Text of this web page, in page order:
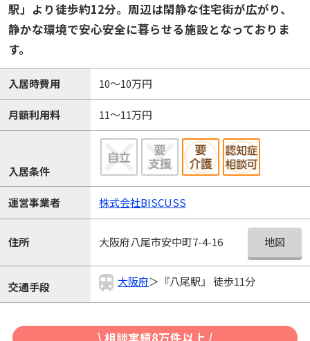
駅」より徒歩約12分。周辺は閑静な住宅街が広がり、
静かな環境で安心安全に暮らせる施設となっておりま
す。
入居時費用 10～10万円
月額利用料 11～11万円
入居条件
運営事業者 株式会社BISCUSS
住所 大阪府八尾市安中町7-4-16 地図
交通手段 大阪府＞『八尾駅』 徒歩11分
\ 相談実績8万件以上 /